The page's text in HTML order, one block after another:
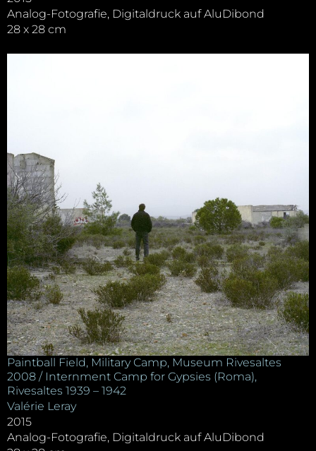
Analog-Fotografie, Digitaldruck auf AluDibond
28 x 28 cm
Paintball Field, Military Camp, Museum Rivesaltes
2008 / Internment Camp for Gypsies (Roma),
Rivesaltes 1939 – 1942
Valérie Leray
2015
Analog-Fotografie, Digitaldruck auf AluDibond